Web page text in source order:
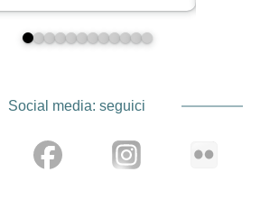
Social media: seguici